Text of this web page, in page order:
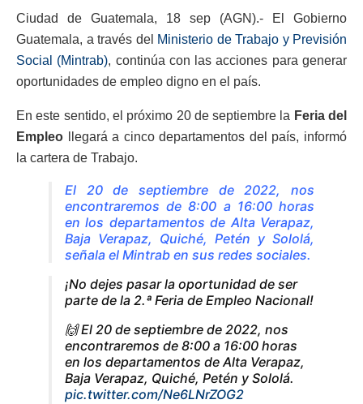
Ciudad de Guatemala, 18 sep (AGN).- El Gobierno
Guatemala, a través del Ministerio de Trabajo y Previsión
Social (Mintrab), continúa con las acciones para generar
oportunidades de empleo digno en el país.
En este sentido, el próximo 20 de septiembre la Feria del
Empleo llegará a cinco departamentos del país, informó
la cartera de Trabajo.
El 20 de septiembre de 2022, nos
encontraremos de 8:00 a 16:00 horas
en los departamentos de Alta Verapaz,
Baja Verapaz, Quiché, Petén y Sololá,
señala el Mintrab en sus redes sociales.
¡No dejes pasar la oportunidad de ser
parte de la 2.ª Feria de Empleo Nacional!
🙌 El 20 de septiembre de 2022, nos
encontraremos de 8:00 a 16:00 horas
en los departamentos de Alta Verapaz,
Baja Verapaz, Quiché, Petén y Sololá.
pic.twitter.com/Ne6LNrZOG2